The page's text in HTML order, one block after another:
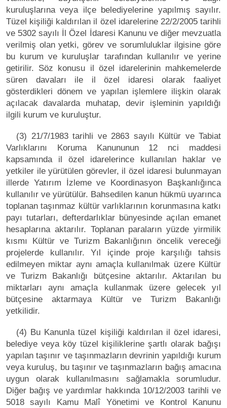
kuruluşlarına veya ilçe belediyelerine yapılmış sayılır.
Tüzel kişiliği kaldırılan il özel idarelerine 22/2/2005 tarihli
ve 5302 sayılı İl Özel İdaresi Kanunu ve diğer mevzuatla
verilmiş olan yetki, görev ve sorumluluklar ilgisine göre
bu kurum ve kuruluşlar tarafından kullanılır ve yerine
getirilir. Söz konusu il özel idarelerinin mahkemelerde
süren davaları ile il özel idaresi olarak faaliyet
gösterdikleri dönem ve yapılan işlemlere ilişkin olarak
açılacak davalarda muhatap, devir işleminin yapıldığı
ilgili kurum ve kuruluştur.
(3) 21/7/1983 tarihli ve 2863 sayılı Kültür ve Tabiat
Varlıklarını Koruma Kanununun 12 nci maddesi
kapsamında il özel idarelerince kullanılan haklar ve
yetkiler ile yürütülen görevler, il özel idaresi bulunmayan
illerde Yatırım İzleme ve Koordinasyon Başkanlığınca
kullanılır ve yürütülür. Bahsedilen kanun hükmü uyarınca
toplanan taşınmaz kültür varlıklarının korunmasına katkı
payı tutarları, defterdarlıklar bünyesinde açılan emanet
hesaplarına aktarılır. Toplanan paraların yüzde yirmilik
kısmı Kültür ve Turizm Bakanlığının öncelik vereceği
projelerde kullanılır. Yıl içinde proje karşılığı tahsis
edilmeyen miktar aynı amaçla kullanılmak üzere Kültür
ve Turizm Bakanlığı bütçesine aktarılır. Aktarılan bu
miktarları aynı amaçla kullanmak üzere gelecek yıl
bütçesine aktarmaya Kültür ve Turizm Bakanlığı
yetkilidir.
(4) Bu Kanunla tüzel kişiliği kaldırılan il özel idaresi,
belediye veya köy tüzel kişiliklerine şartlı olarak bağışı
yapılan taşınır ve taşınmazların devrinin yapıldığı kurum
veya kuruluş, bu taşınır ve taşınmazların bağış amacına
uygun olarak kullanılmasını sağlamakla sorumludur.
Diğer bağış ve yardımlar hakkında 10/12/2003 tarihli ve
5018 sayılı Kamu Malî Yönetimi ve Kontrol Kanunu